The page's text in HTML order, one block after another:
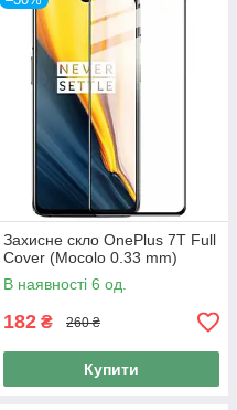
Захисне скло OnePlus 7T Full
Cover (Mocolo 0.33 mm)
В наявності 6 од.
182 ₴ 260 ₴
Купити